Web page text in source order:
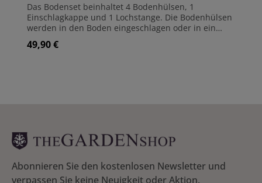
Das Bodenset beinhaltet 4 Bodenhülsen, 1
Einschlagkappe und 1 Lochstange. Die Bodenhülsen
werden in den Boden eingeschlagen oder in ein
Bodenhülsen beim Einschlagen unversehrt bleiben,
geschützt. Die Bodenhülsen erweitern die
Einbautiefe von 40 cm (Standpfosten) auf 57 cm und
insbesondere in weichen Sandböden, eine noch
bessere Standfestigkeit. Sollte sich späterhin eine
Regulärer Preis:
49,90 €
Abonnieren Sie den kostenlosen Newsletter und
verpassen Sie keine Neuigkeit oder Aktion.